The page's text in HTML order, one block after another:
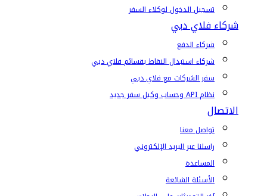
تسجيل الدخول لوكلاء السفر
شركاء فلاي دبي
شركاء الدفع
شركاء استبدال النقاط بقسائم فلاي دبي
سفر الشركات مع فلاي دبي
نظام API وحساب وكيل سفر جديد
الاتصال
تواصل معنا
راسلنا عبر البريد الإلكتروني
المساعدة
الأسئلة الشائعة